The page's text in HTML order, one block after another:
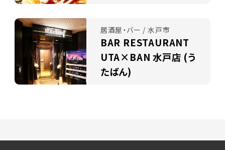
居酒屋・バー / 水戸市
BAR RESTAURANT
UTA×BAN 水戸店 (う
たばん)